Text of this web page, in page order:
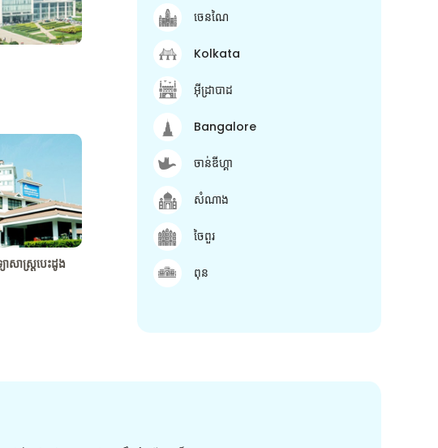
សាស្រ្តបេះដូង
ចេនណៃ
Kolkata
អ៊ីដ្រាបាដ
Bangalore
ចាន់ឌីហ្គា
សំណាង
ចៃពួរ
ពុន